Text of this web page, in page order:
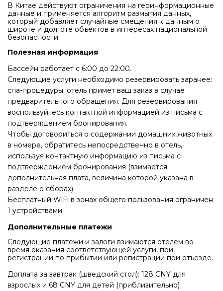
В Китае действуют ограничения на геоинформационные
данные и применяется алгоритм размытия данных,
который добавляет случайные смещения к данным о
широте и долготе объектов в интересах национальной
безопасности.
Полезная информация
Бассейн работает с 6:00 до 22:00.
Следующие услуги необходимо резервировать заранее:
спа-процедуры. отель примет ваш заказ в случае
предварительного обращения. Для резервирования
воспользуйтесь контактной информацией из письма с
подтверждением бронирования.
Чтобы договориться о содержании домашних животных
в номере, обратитесь непосредственно в отель,
используя контактную информацию из письма с
подтверждением бронирования (взимается
дополнительная плата, величина которой указана в
разделе о сборах).
Бесплатный WiFi в зонах общего пользования ограничен
1 устройствами.
Дополнительные платежи
Следующие платежи и залоги взимаются отелем во
время оказания соответствующей услуги, при
регистрации по прибытии или регистрации при отъезде.
Доплата за завтрак (шведский стол): 128 CNY для
взрослых и 68 CNY для детей (приблизительно)